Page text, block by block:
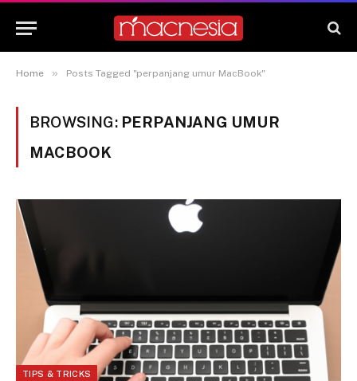
Home » Posts Tagged "perpanjang umur MacBook"
BROWSING: PERPANJANG UMUR
MACBOOK
TIPS & TRICKS